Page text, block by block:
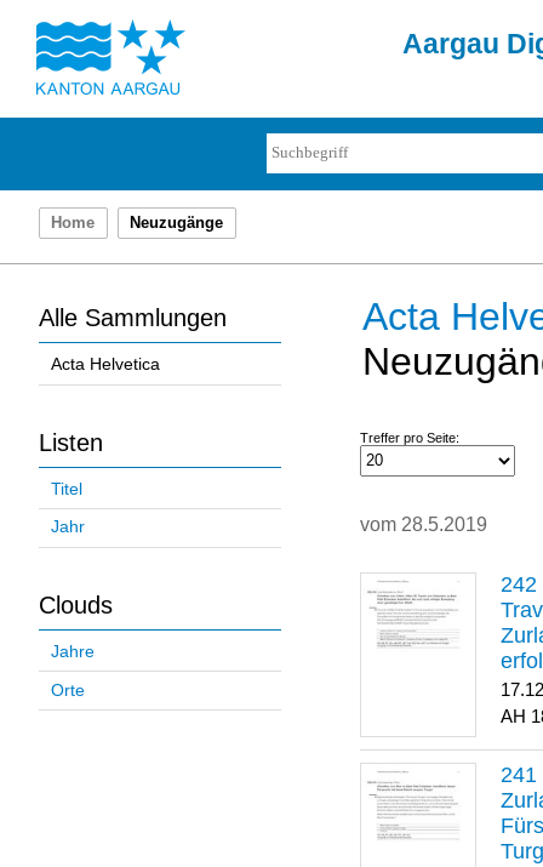
Aargau
Home Neuzugänge
Alle Sammlungen
Acta Helvetica
Listen
Titel
Jahr
Clouds
Jahre
Orte
Acta
Treffer pro Seite:
vom 28.5.2019